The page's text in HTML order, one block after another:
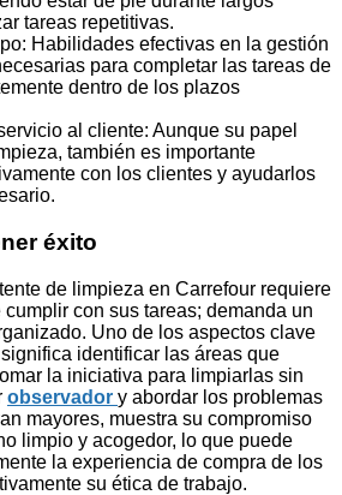
tareas repetitivas.
Habilidades efectivas en la gestión
para completar las tareas de
dentro de los plazos
al cliente: Aunque su papel
también es importante
con los clientes y ayudarlos
éxito
de limpieza en Carrefour requiere
con sus tareas; demanda un
Uno de los aspectos clave
identificar las áreas que
la iniciativa para limpiarlas sin
observador y abordar los problemas
mayores, muestra su compromiso
limpio y acogedor, lo que puede
la experiencia de compra de los
su ética de trabajo.